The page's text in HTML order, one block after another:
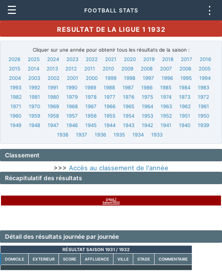
☰ FOOTBALL STATS ⋮
RESULTAT DE LA LIGUE 1 1932
Cliquer sur une année pour obtenir tous les résultats de la saison :
2026
2025 2024 2023 2022 2021 2020 2019 2018 2017
2016
2015
2014 2013 2012 2011 2010 2009 2008 2007 2006
2005
2004
2003 2002 2001 2000 1999 1998 1997 1996 1995
1994
1993
1992 1991 1990 1989 1988 1987 1986 1985 1984
1983
1982
1981 1980 1979 1978 1977 1976 1975 1974 1973
1972
1971
1970 1969 1968 1967 1966 1965 1964 1963 1962
1961
1960
1959 1958 1957 1956 1955 1954 1953 1952 1951
1950
1949
1948 1947 1946 1945 1944 1943 1942 1941 1940
1939
1938
1937 1936 1935 1934 1933
Classement
>>> Accès au classement de l'année
Récapitulatif des résultats
Ligue 1
Saison1932
Détail des résultats journée par journée
RÉSULTAT SAISON 1931 / 1932
DOMICILE EXTERIEUR SCORE AFFLUENCE VILLE STADE COMMENTAIRE